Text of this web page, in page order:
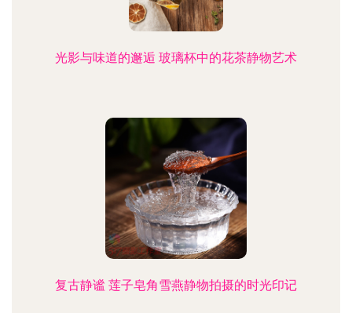
光影与味道的邂逅 玻璃杯中的花茶静物艺术
复古静谧 莲子皂角雪燕静物拍摄的时光印记